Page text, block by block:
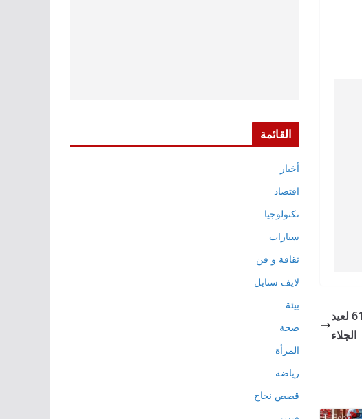
رئيس الجمهورية يُشرف على موكب إحياء الذكرى 61 لعيد
الجلاء
القائمة
أخبار
اقتصاد
تكنولوجيا
سيارات
ثقافة و فن
لايف ستايل
بيئة
صحة
المرأة
رياضة
قصص نجاح